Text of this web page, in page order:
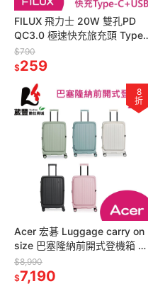
FILUX 飛力士 20W 雙孔PD
QC3.0 極速快充旅充頭 Type-
C USB【葳豐數位商城】
$790
$259
8
折
Acer 宏碁 Luggage carry on
size 巴塞隆納前開式登機箱 25
吋 行李箱
$8,990
$7,190